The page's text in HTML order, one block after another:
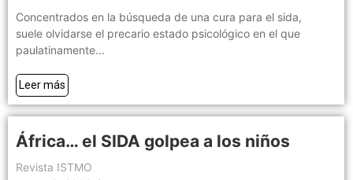
Concentrados en la búsqueda de una cura para el sida,
suele olvidarse el precario estado psicológico en el que
paulatinamente...
Leer más
África… el SIDA golpea a los niños
Revista ISTMO